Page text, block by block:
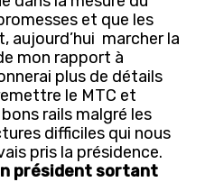
et que les
aujourd’hui marcher la
mon rapport à
plus de détails
le MTC et
rails malgré les
difficiles qui nous
pris la présidence.
président sortant